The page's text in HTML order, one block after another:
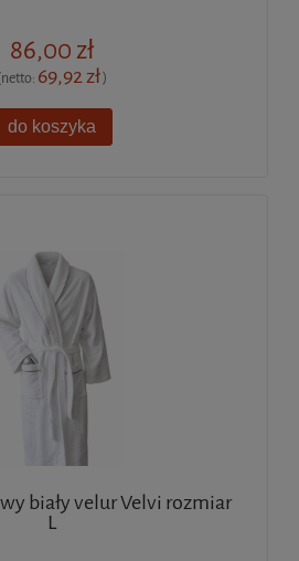
86,00 zł
69,92 zł)
do koszyka
biały velur Velvi rozmiar
L